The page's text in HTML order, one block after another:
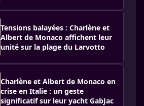
Tensions balayées : Charlène et
Albert de Monaco affichent leur
unité sur la plage du Larvotto
Charlène et Albert de Monaco en
crise en Italie : un geste
significatif sur leur yacht GabJac